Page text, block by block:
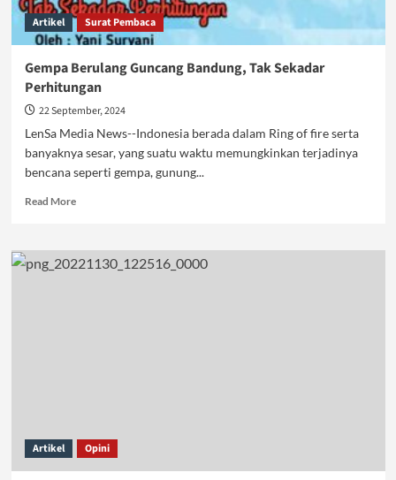
Artikel Surat Pembaca
Gempa Berulang Guncang Bandung, Tak Sekadar
Perhitungan
22 September, 2024
LenSa Media News--Indonesia berada dalam Ring of fire serta
banyaknya sesar, yang suatu waktu memungkinkan terjadinya
bencana seperti gempa, gunung...
Read MoreRead
Gempa
Berulang
Artikel Opini